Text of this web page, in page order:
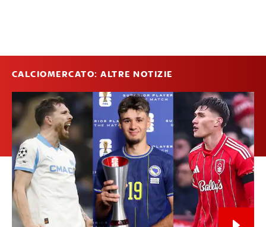
CALCIOMERCATO: ALTRE NOTIZIE